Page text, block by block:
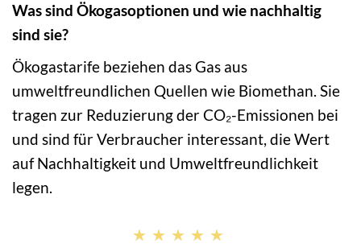
Was sind Ökogasoptionen und wie nachhaltig
sind sie?
Ökogastarife beziehen das Gas aus
umweltfreundlichen Quellen wie Biomethan. Sie
tragen zur Reduzierung der CO₂-Emissionen bei
und sind für Verbraucher interessant, die Wert
auf Nachhaltigkeit und Umweltfreundlichkeit
legen.
★★★★★
★★★★★